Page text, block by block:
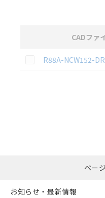
CADファ
この資料を選択
R88A-NCW152-
括ダウ
ペー
お知らせ・最新情報